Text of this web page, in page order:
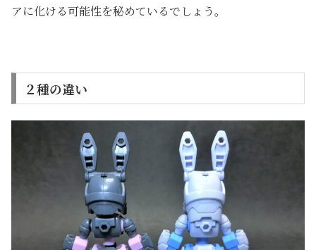
アに化ける可能性を秘めているでしょう。
２種の違い